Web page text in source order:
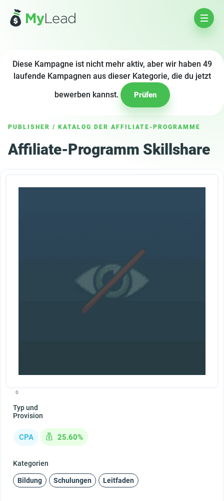
Diese Kampagne ist nicht mehr aktiv, aber wir haben 49
laufende Kampagnen aus dieser Kategorie, die du jetzt
bewerben kannst.
Prüfen
PUBLISHER / KATALOG DER AFFILIATE-PROGRAMME
Affiliate-Programm Skillshare
0
Typ und
Provision
CPA 25.60%
Kategorien
Bildung Schulungen Leitfaden